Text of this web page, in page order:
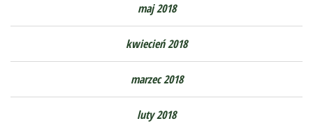
maj 2018
kwiecień 2018
marzec 2018
luty 2018